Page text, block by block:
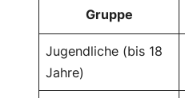
Gruppe
Jugendliche (bis 18
Jahre)